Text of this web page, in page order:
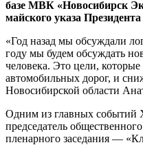
базе МВК «Новосибирск
майского указа
«Год назад мы обсуждали
году мы будем обсуждать
человека. Это цели,
автомобильных дорог, и
Новосибирской области
Одним из главных событий
председатель
пленарного заседания —